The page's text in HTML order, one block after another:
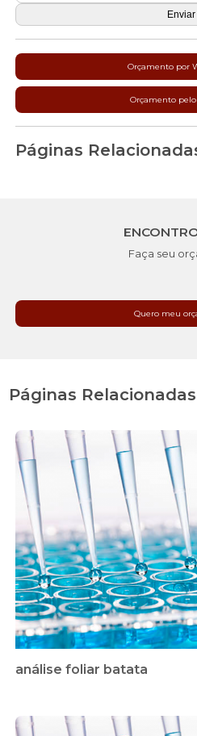
Orçamento por
Orçamento pelo
Páginas
Faça seu
Quero meu
Páginas Relacionadas
análise foliar batata